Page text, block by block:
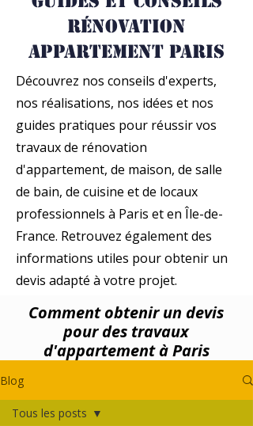
rénovation
appartement Paris
Découvrez nos conseils d'experts,
nos réalisations, nos idées et nos
guides pratiques pour réussir vos
travaux de rénovation
d'appartement, de maison, de salle
de bain, de cuisine et de locaux
professionnels à Paris et en Île-de-
France. Retrouvez également des
informations utiles pour obtenir un
devis adapté à votre projet.
Comment obtenir un devis
pour des travaux
d'appartement à Paris
Blog
Tous les posts